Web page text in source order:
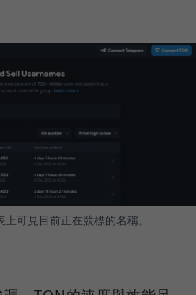
可見目前正在競標的名稱。